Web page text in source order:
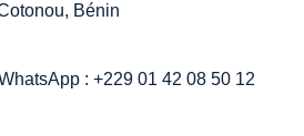
Bénin
: +229 01 42 08 50 12